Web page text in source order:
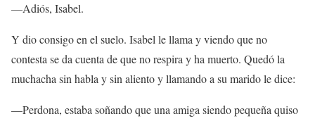
—Adiós, Isabel.
Y dio consigo en el suelo. Isabel le llama y viendo que no
contesta se da cuenta de que no respira y ha muerto. Quedó la
muchacha sin habla y sin aliento y llamando a su marido le dice:
—Perdona, estaba soñando que una amiga siendo pequeña quiso